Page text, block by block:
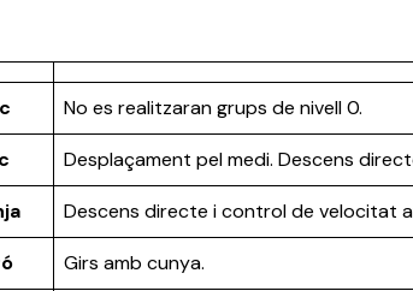
No es realitzaran grups de nivell 0.
Desplaçament pel medi. Descens
Descens directe i control de velocitat
Girs amb cunya.